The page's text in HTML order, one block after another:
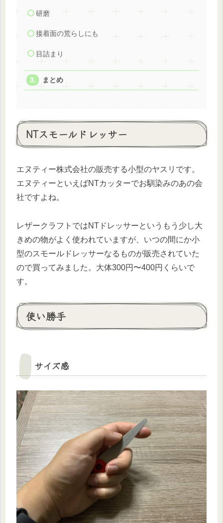
研磨
接着面の荒らしにも
目詰まり
まとめ
NTスモールドレッサー
エヌティー株式会社の販売する小型のヤスリです。
エヌティーといえばNTカッターでお馴染みのあの会
社ですよね。
レザークラフトではNTドレッサーというもう少し大
きめの物がよく使われていますが、いつの間にか小
型のスモールドレッサーなるものが販売されていた
ので買ってみました。大体300円〜400円くらいで
す。
使い勝手
サイズ感